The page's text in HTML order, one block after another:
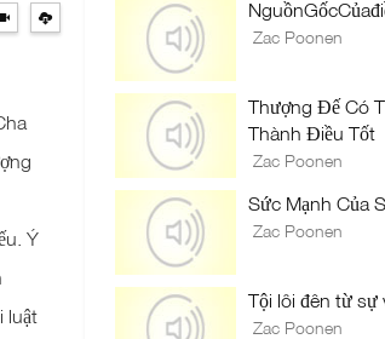
Ý
luật
Zac Poonen
Thượng Đế Có
Thành Điều Tốt
Zac Poonen
Sức Mạnh Của
Zac Poonen
Tội lôi đên từ sự
Zac Poonen